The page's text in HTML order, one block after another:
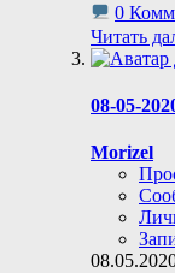
0
Читать
08-05-
Morizel